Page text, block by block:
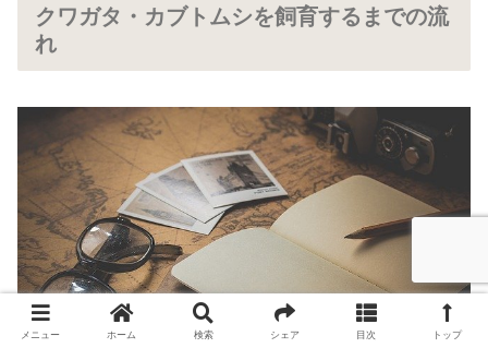
クワガタ・カブトムシを飼育するまでの流
れ
メニュー ホーム 検索 シェア 目次 トップ